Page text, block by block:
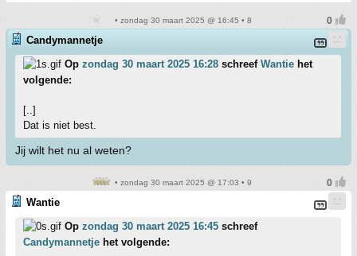
• zondag 30 maart 2025 @ 16:45 • 8
Candymannetje
Op zondag 30 maart 2025 16:28 schreef Wantie het
volgende:
[..]
Dat is niet best.
Jij wilt het nu al weten?
• zondag 30 maart 2025 @ 17:03 • 9
Wantie
Op zondag 30 maart 2025 16:45 schreef
Candymannetje het volgende: